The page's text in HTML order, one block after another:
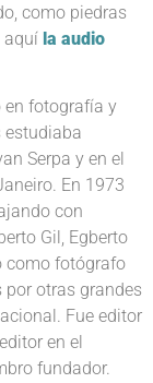
como piedras
aquí la audio
en fotografía y
estudiaba
Serpa y en el
En 1973
con
Gil, Egberto
como fotógrafo
por otras grandes
Fue editor
en el
fundador.